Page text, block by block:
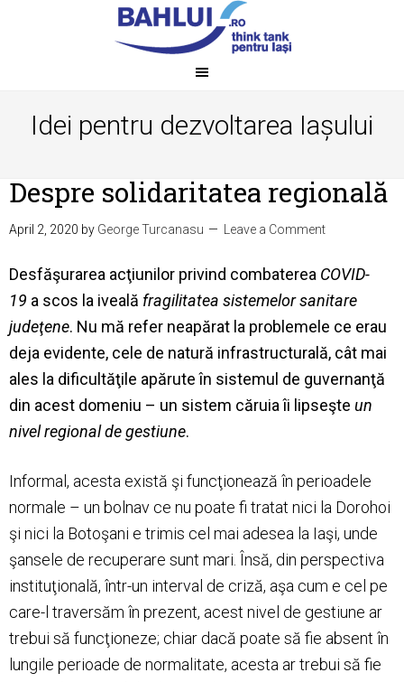
Idei pentru dezvoltarea Iașului
Despre solidaritatea regională
April 2, 2020 by George Turcanasu Leave a Comment
Desfăşurarea acţiunilor privind combaterea COVID-
19 a scos la iveală fragilitatea sistemelor sanitare
judeţene. Nu mă refer neapărat la problemele ce erau
deja evidente, cele de natură infrastructurală, cât mai
ales la dificultăţile apărute în sistemul de guvernanţă
din acest domeniu – un sistem căruia îi lipseşte un
nivel regional de gestiune.
Informal, acesta există şi funcţionează în perioadele
normale – un bolnav ce nu poate fi tratat nici la Dorohoi
şi nici la Botoşani e trimis cel mai adesea la Iaşi, unde
şansele de recuperare sunt mari. Însă, din perspectiva
instituţională, într-un interval de criză, aşa cum e cel pe
care-l traversăm în prezent, acest nivel de gestiune ar
trebui să funcţioneze; chiar dacă poate să fie absent în
lungile perioade de normalitate, acesta ar trebui să fie